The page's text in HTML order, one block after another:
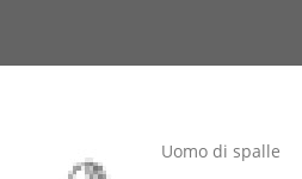
Uomo di spalle